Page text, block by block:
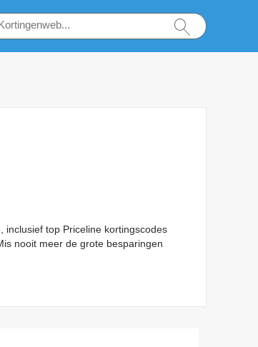
inclusief top Priceline kortingscodes
nooit meer de grote besparingen